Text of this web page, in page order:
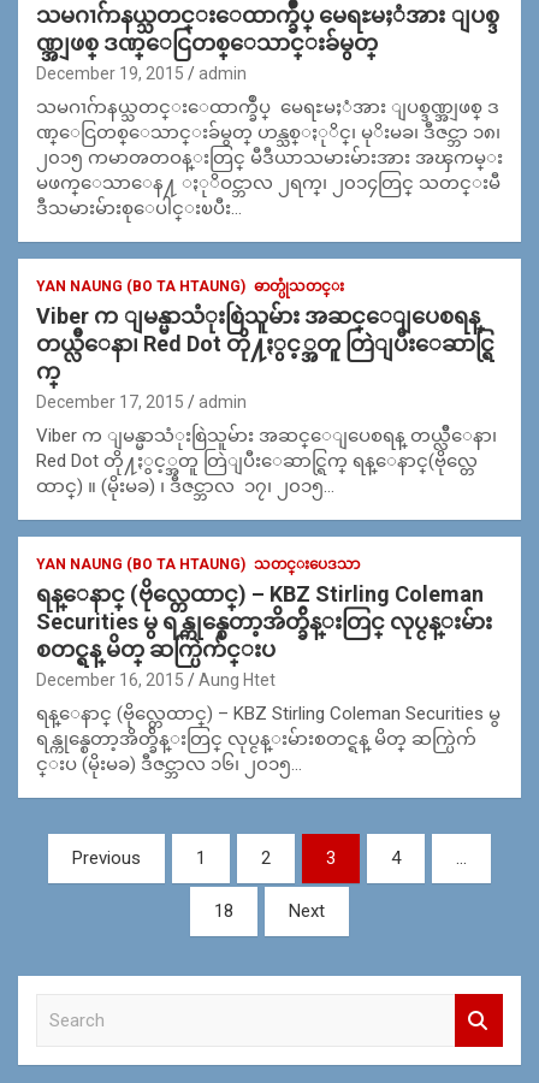
သမဂၢဂ်ာနယ္သတင္းေထာက္ခ်ဳပ္ မေရႊမႈံအား ျပစ္ဒ
ဏ္အျဖစ္ ဒဏ္ေငြတစ္ေသာင္းခ်မွတ္
December 19, 2015 admin
သမဂၢဂ်ာနယ္သတင္းေထာက္ခ်ဳပ္ မေရႊမႈံအား ျပစ္ဒဏ္အျဖစ္ ဒ
ဏ္ေငြတစ္ေသာင္းခ်မွတ္ ဟန္သစ္ႏုိင္၊ မုိးမခ၊ ဒီဇင္ဘာ ၁၈၊
၂၀၁၅ ကမာၻတဝန္းတြင္ မီဒီယာသမားမ်ားအား အၾကမ္း
မဖက္ေသာေန႔ ႏုိဝင္ဘာလ ၂ရက္၊ ၂၀၁၄တြင္ သတင္းမီ
ဒီသမားမ်ားစုေပါင္းၿပီး…
YAN NAUNG (BO TA HTAUNG) ဓာတ္ပုံသတင္း
Viber က ျမန္မာသံုးစြဲသူမ်ား အဆင္ေျပေစရန္
တယ္လိီေနာ၊ Red Dot တို႔ႏွင့္အတူ တြဲျပီးေဆာင္ရြ
က္
December 17, 2015 admin
Viber က ျမန္မာသံုးစြဲသူမ်ား အဆင္ေျပေစရန္ တယ္လိီေနာ၊
Red Dot တို႔ႏွင့္အတူ တြဲျပီးေဆာင္ရြက္ ရန္ေနာင္(ဗိုလ္တေ
ထာင္) ။ (မိုးမခ) ၊ ဒီဇင္ဘာလ ၁၇၊ ၂၀၁၅…
YAN NAUNG (BO TA HTAUNG) သတင္းပေဒသာ
ရန္ေနာင္ (ဗိုလ္တေထာင္) – KBZ Stirling Coleman
Securities မွ ရန္ကုန္စေတာ့အိတ္ခ်ိန္းတြင္ လုပ္ငန္းမ်ား
စတင္ရန္ မိတ္ ဆက္ပြဲက်င္းပ
December 16, 2015 Aung Htet
ရန္ေနာင္ (ဗိုလ္တေထာင္) – KBZ Stirling Coleman Securities မွ
ရန္ကုန္စေတာ့အိတ္ခ်ိန္းတြင္ လုပ္ငန္းမ်ားစတင္ရန္ မိတ္ ဆက္ပြဲက်
င္းပ (မိုးမခ) ဒီဇင္ဘာလ ၁၆၊ ၂၀၁၅…
Posts
navigation
Previous 1 2 3 4
18 Next